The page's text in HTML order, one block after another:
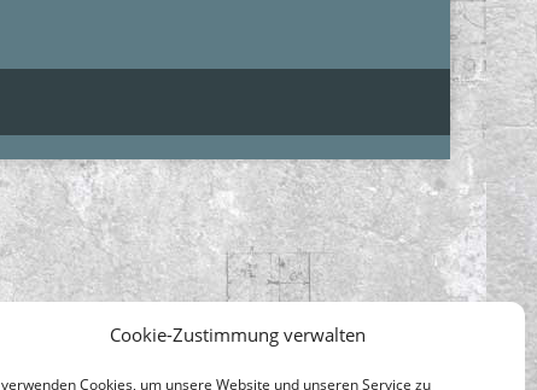
Cookie-Zustimmung verwalten
Cookies, um unsere Website und unseren Service zu